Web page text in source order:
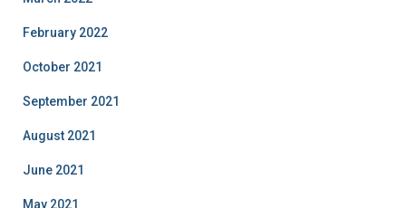
February 2022
October 2021
September 2021
August 2021
June 2021
May 2021